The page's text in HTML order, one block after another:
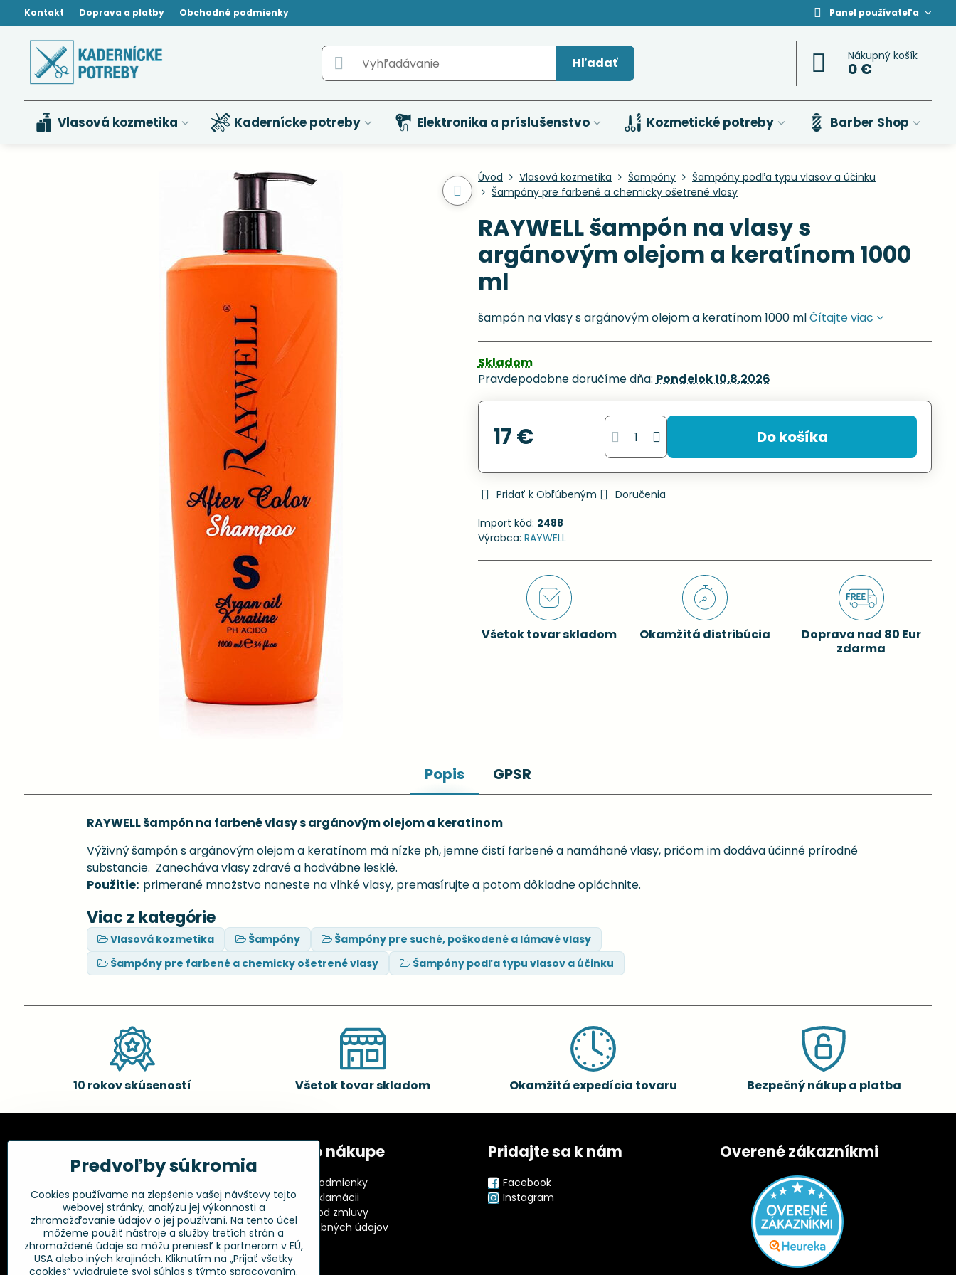
Kontakt Doprava a platby Obchodné podmienky Panel používateľa
Hľadať Nákupný košík
0 €
Vlasová kozmetika Kadernícke potreby Elektronika a príslušenstvo Kozmetické potreby Barber Shop
Úvod Vlasová kozmetika Šampóny
Šampóny podľa typu vlasov a účinku
Šampóny pre farbené a chemicky ošetrené vlasy
RAYWELL šampón na vlasy s
argánovým olejom a keratínom 1000
ml
šampón na vlasy s argánovým olejom a keratínom 1000 mlČítajte viac
Skladom
Pravdepodobne doručíme dňa:Pondelok10.8.2026
17 € Do košíka
Pridať k Obľúbeným
Doručenia
Import kód: 2488
Výrobca: RAYWELL
Všetok tovar skladom Okamžitá distribúcia
Doprava nad 80 Eur
zdarma
Popis GPSR
RAYWELL šampón na farbené vlasy s argánovým olejom a keratínom
Výživný šampón s argánovým olejom a keratínom má nízke ph, jemne čistí farbené a namáhané vlasy, pričom im dodáva účinné prírodné
substancie. Zanecháva vlasy zdravé a hodvábne lesklé.
Použitie: primerané množstvo naneste na vlhké vlasy, premasírujte a potom dôkladne opláchnite.
Viac z kategórie
Vlasová kozmetika Šampóny
Šampóny pre suché, poškodené a lámavé vlasy
Šampóny pre farbené a chemicky ošetrené vlasy
Šampóny podľa typu vlasov a účinku
10 rokov skúseností Všetok tovar skladom Okamžitá expedícia tovaru Bezpečný nákup a platba
Kadernícke potreby, s.r.o.
Fakturačné údaje:
Kadernícke potreby, s.r.o.
Klincová 37
821 08 Bratislava
+421 948 014 333
Všetko o nákupe
Obchodné podmienky
Postup pri reklamácii
Odstúpenie od zmluvy
Ochrana osobných údajov
GPSR
Pridajte sa k nám
Facebook
Instagram
Overené zákazníkmi
Predvoľby súkromia
Cookies používame na zlepšenie vašej návštevy tejto
webovej stránky, analýzu jej výkonnosti a
zhromažďovanie údajov o jej používaní. Na tento účel
môžeme použiť nástroje a služby tretích strán a
zhromaždené údaje sa môžu preniesť k partnerom v EÚ,
USA alebo iných krajinách. Kliknutím na „Prijať všetky
cookies“ vyjadrujete svoj súhlas s týmto spracovaním.